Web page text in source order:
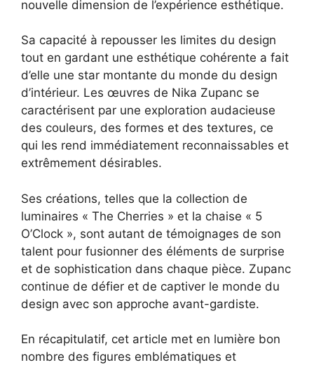
nouvelle dimension de l’expérience esthétique.
Sa capacité à repousser les limites du design
tout en gardant une esthétique cohérente a fait
d’elle une star montante du monde du design
d’intérieur. Les œuvres de Nika Zupanc se
caractérisent par une exploration audacieuse
des couleurs, des formes et des textures, ce
qui les rend immédiatement reconnaissables et
extrêmement désirables.
Ses créations, telles que la collection de
luminaires « The Cherries » et la chaise « 5
O’Clock », sont autant de témoignages de son
talent pour fusionner des éléments de surprise
et de sophistication dans chaque pièce. Zupanc
continue de défier et de captiver le monde du
design avec son approche avant-gardiste.
En récapitulatif, cet article met en lumière bon
nombre des figures emblématiques et